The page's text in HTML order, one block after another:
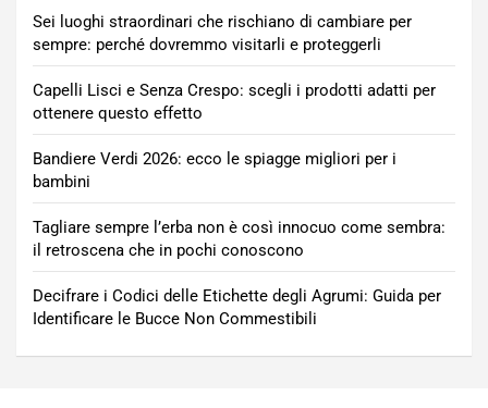
Sei luoghi straordinari che rischiano di cambiare per
sempre: perché dovremmo visitarli e proteggerli
Capelli Lisci e Senza Crespo: scegli i prodotti adatti per
ottenere questo effetto
Bandiere Verdi 2026: ecco le spiagge migliori per i
bambini
Tagliare sempre l’erba non è così innocuo come sembra:
il retroscena che in pochi conoscono
Decifrare i Codici delle Etichette degli Agrumi: Guida per
Identificare le Bucce Non Commestibili